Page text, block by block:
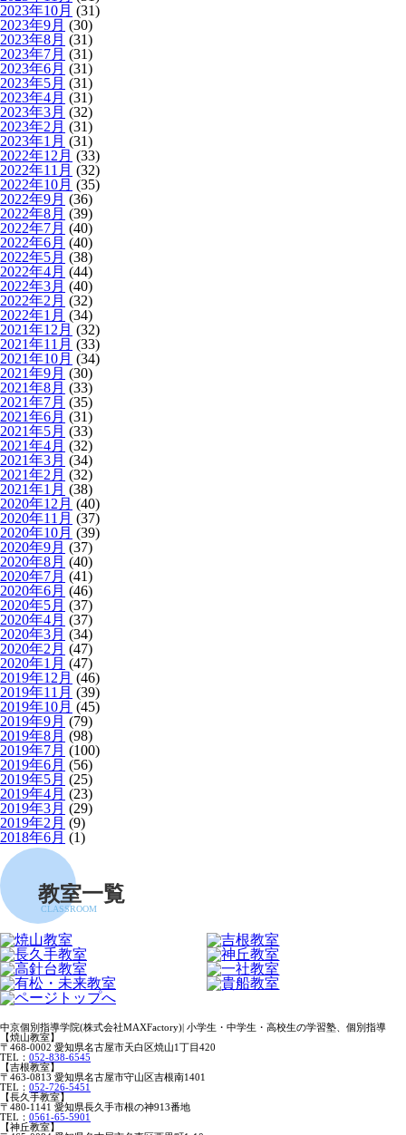
2023年10月 (31)
2023年9月 (30)
2023年8月 (31)
2023年7月 (31)
2023年6月 (31)
2023年5月 (31)
2023年4月 (31)
2023年3月 (32)
2023年2月 (31)
2023年1月 (31)
2022年12月 (33)
2022年11月 (32)
2022年10月 (35)
2022年9月 (36)
2022年8月 (39)
2022年7月 (40)
2022年6月 (40)
2022年5月 (38)
2022年4月 (44)
2022年3月 (40)
2022年2月 (32)
2022年1月 (34)
2021年12月 (32)
2021年11月 (33)
2021年10月 (34)
2021年9月 (30)
2021年8月 (33)
2021年7月 (35)
2021年6月 (31)
2021年5月 (33)
2021年4月 (32)
2021年3月 (34)
2021年2月 (32)
2021年1月 (38)
2020年12月 (40)
2020年11月 (37)
2020年10月 (39)
2020年9月 (37)
2020年8月 (40)
2020年7月 (41)
2020年6月 (46)
2020年5月 (37)
2020年4月 (37)
2020年3月 (34)
2020年2月 (47)
2020年1月 (47)
2019年12月 (46)
2019年11月 (39)
2019年10月 (45)
2019年9月 (79)
2019年8月 (98)
2019年7月 (100)
2019年6月 (56)
2019年5月 (25)
2019年4月 (23)
2019年3月 (29)
2019年2月 (9)
2018年6月 (1)
教室一覧
CLASSROOM
中京個別指導学院(株式会社MAXFactory)| 小学生・中学生・高校生の学習塾、個別指導
【焼山教室】
〒468-0002 愛知県名古屋市天白区焼山1丁目420
TEL： 052-838-6545
【吉根教室】
〒463-0813 愛知県名古屋市守山区吉根南1401
TEL： 052-726-5451
【長久手教室】
〒480-1141 愛知県長久手市根の神913番地
TEL： 0561-65-5901
【神丘教室】